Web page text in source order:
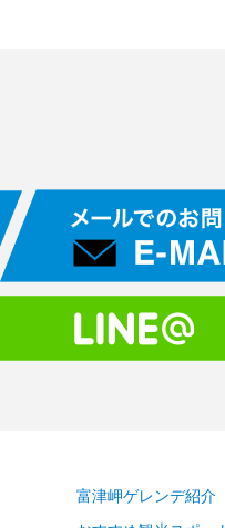
富津岬ゲレンデ紹介